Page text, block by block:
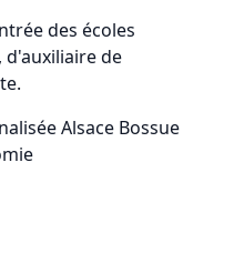
des écoles
de
Alsace Bossue